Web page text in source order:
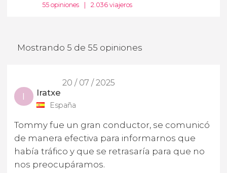
55 opiniones 2.036 viajeros
Mostrando 5 de 55 opiniones
20 / 07 / 2025
I Iratxe
España
Tommy fue un gran conductor, se comunicó
de manera efectiva para informarnos que
había tráfico y que se retrasaría para que no
nos preocupáramos.